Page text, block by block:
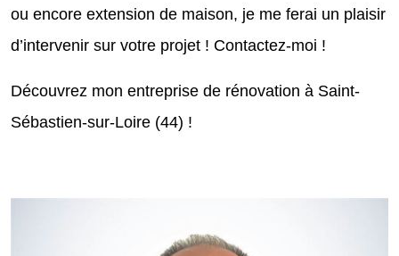
ou encore extension de maison, je me ferai un plaisir
d’intervenir sur votre projet ! Contactez-moi !
Découvrez mon entreprise de rénovation à Saint-
Sébastien-sur-Loire (44) !